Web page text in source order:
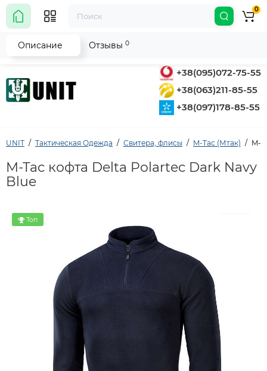
+38(095)072-75-55
+38(063)211-85-55
+38(097)178-85-55
0
UNIT Тактическая Одежда Свитера, флисы M-Tac (Мтак) M-
M-Tac кофта Delta Polartec Dark Navy
Blue
Топ
Описание Отзывы 0